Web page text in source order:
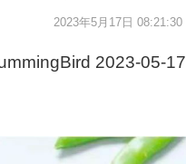
2023年5月17日 08:21:30
2023-05-17